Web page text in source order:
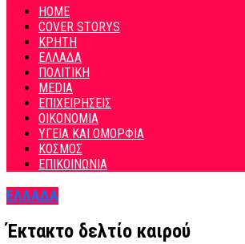
HOME
COVER STORYS
ΚΡΗΤΗ
ΕΛΛΑΔΑ
ΠΟΛΙΤΙΚΗ
MEDIA
ΕΠΙΧΕΙΡΗΣΕΙΣ
ΟΙΚΟΝΟΜΙΑ
ΥΓΕΙΑ ΚΑΙ ΟΜΟΡΦΙΑ
ΚΟΣΜΟΣ
ΕΠΙΚΟΙΝΩΝΙΑ
ΕΛΛΑΔΑ
Έκτακτο δελτίο καιρού